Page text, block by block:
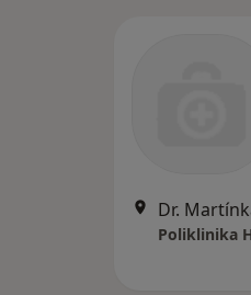
Dr.
Poliklinika